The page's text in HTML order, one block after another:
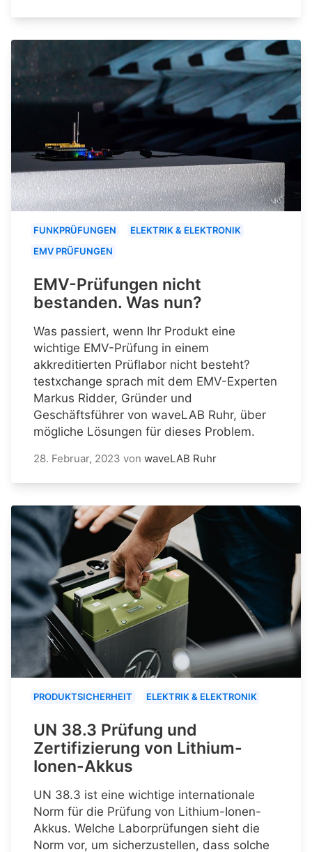
FUNKPRÜFUNGEN
ELEKTRIK & ELEKTRONIK
EMV PRÜFUNGEN
EMV-Prüfungen nicht
bestanden. Was nun?
Was passiert, wenn Ihr Produkt eine
wichtige EMV-Prüfung in einem
akkreditierten Prüflabor nicht besteht?
testxchange sprach mit dem EMV-Experten
Markus Ridder, Gründer und
Geschäftsführer von waveLAB Ruhr, über
mögliche Lösungen für dieses Problem.
28. Februar, 2023 von waveLAB Ruhr
PRODUKTSICHERHEIT ELEKTRIK & ELEKTRONIK
UN 38.3 Prüfung und
Zertifizierung von Lithium-
Ionen-Akkus
UN 38.3 ist eine wichtige internationale
Norm für die Prüfung von Lithium-Ionen-
Akkus. Welche Laborprüfungen sieht die
Norm vor, um sicherzustellen, dass solche